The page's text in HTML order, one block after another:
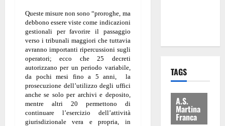
Queste misure non sono “proroghe, ma
debbono essere viste come indicazioni
gestionali per favorire il passaggio
verso i tribunali maggiori che tuttavia
avranno importanti ripercussioni sugli
operatori; ecco che 25 decreti
autorizzano per un periodo variabile,
da pochi mesi fino a 5 anni, la
prosecuzione dell’utilizzo degli uffici
anche se solo per archivi e deposito,
mentre altri 20 permettono di
continuare l’esercizio dell’attività
giurisdizionale vera e propria, in
TAGS
A.S.
Martina
Franca